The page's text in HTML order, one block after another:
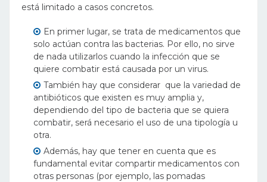
está limitado a casos concretos.
En primer lugar, se trata de medicamentos que
solo actúan contra las bacterias. Por ello, no sirve
de nada utilizarlos cuando la infección que se
quiere combatir está causada por un virus.
También hay que considerar que la variedad de
antibióticos que existen es muy amplia y,
dependiendo del tipo de bacteria que se quiera
combatir, será necesario el uso de una tipología u
otra.
Además, hay que tener en cuenta que es
fundamental evitar compartir medicamentos con
otras personas (por ejemplo, las pomadas